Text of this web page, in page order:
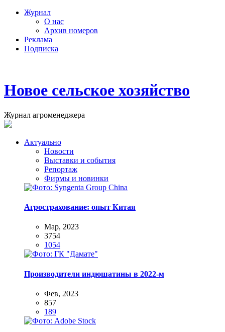
Журнал
О нас
Архив номеров
Реклама
Подписка
Новое сельское хозяйство
Журнал агроменеджера
Актуально
Новости
Выставки и события
Репортаж
Фирмы и новинки
Агрострахование: опыт Китая
Мар, 2023
3754
1054
Производители индюшатины в 2022-м
Фев, 2023
857
189